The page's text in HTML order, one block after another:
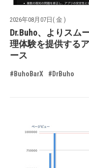
2026年08月07日( 金 )
Dr.Buho、よりスム
理体験を提供する
ース
#BuhoBarX #DrBuho